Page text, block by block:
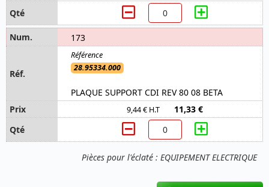
Pièces pour l'éclaté : EQUIPEMENT ELECTRIQUE
173
28.95334.000
PLAQUE SUPPORT CDI REV 80 08 BETA
9,44 € H.T 11,33 €